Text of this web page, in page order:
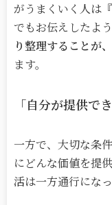
がうまくいく人は
でもお伝えしたよう
り整理することが
ます。
「自分が提供で
一方で、大切な条
にどんな価値を提
活は一方通行にな